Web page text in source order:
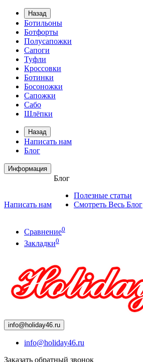
Назад
Ботильоны
Ботфорты
Полусапожки
Сапоги
Туфли
Кроссовки
Ботинки
Босоножки
Сапожки
Сабо
Шлёпки
Назад
Написать нам
Блог
Информация
Написать нам
Блог
Полезные статьи
Смотреть Весь Блог
Сравнение0
Закладки0
info@holiday46.ru
info@holiday46.ru
Заказать обратный звонок